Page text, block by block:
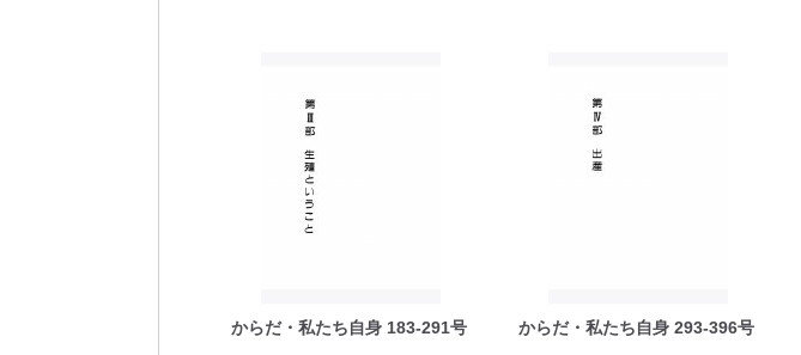
からだ・私たち自身 183-291号 からだ・私たち自身 293-396号